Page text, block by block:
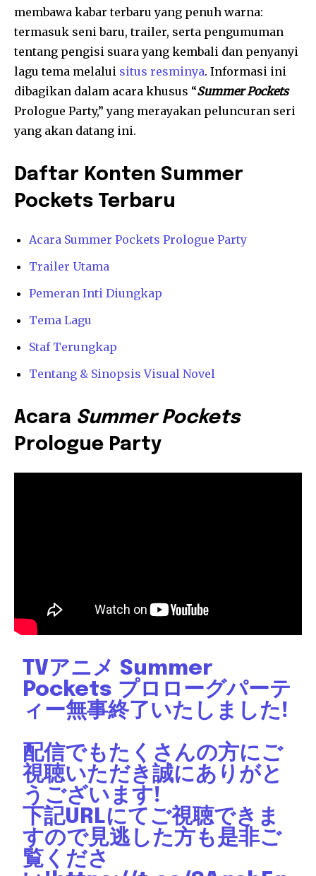
membawa kabar terbaru yang penuh warna:
termasuk seni baru, trailer, serta pengumuman
tentang pengisi suara yang kembali dan penyanyi
lagu tema melalui situs resminya. Informasi ini
dibagikan dalam acara khusus “Summer Pockets
Prologue Party,” yang merayakan peluncuran seri
yang akan datang ini.
Daftar Konten Summer
Pockets Terbaru
Acara Summer Pockets Prologue Party
Trailer Utama
Pemeran Inti Diungkap
Tema Lagu
Staf Terungkap
Tentang & Sinopsis Visual Novel
Acara Summer Pockets
Prologue Party
TVアニメ Summer
Pockets プロローグパーテ
ィー無事終了いたしました!
配信でもたくさんの方にご
視聴いただき誠にありがと
うございます!
下記URLにてご視聴できま
すので見逃した方も是非ご
覧くださ